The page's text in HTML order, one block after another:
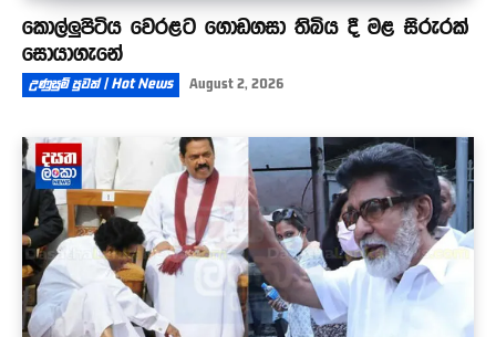
කොල්ලුපිටිය වෙරළට ගොඩගසා තිබිය දී මළ සිරුරක්
සොයාගැනේ
උණුසුම් පුවත් | Hot News August 2, 2026